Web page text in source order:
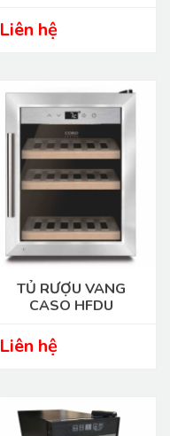
Liên hệ
TỦ RƯỢU VANG
CASO HFDU
Liên hệ